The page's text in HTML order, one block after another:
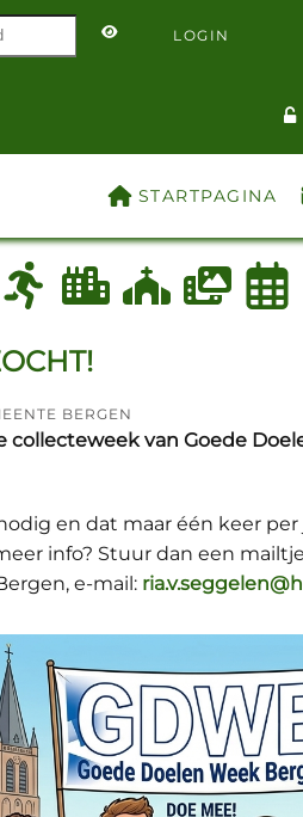
LOGIN
STARTPAGINA
BERGEN
van Goede
en dat maar één keer per
info? Stuur dan een
e-mail: